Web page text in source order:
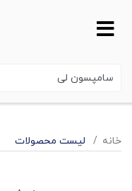
خانه لیست محصولات